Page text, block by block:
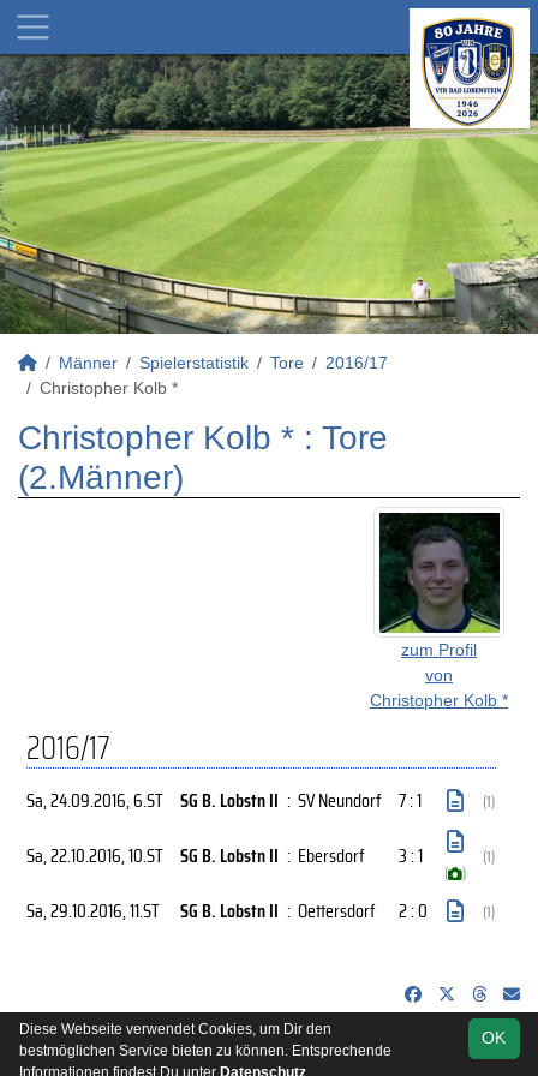
Männer Spielerstatistik Tore
2016/17
Christopher Kolb *
Christopher Kolb * : Tore
(2.Männer)
zum Profil
von
Christopher Kolb *
2016/17
Sa, 24.09.2016, 6.ST SG B. Lobstn II : SV Neundorf 7 : 1 (1)
Sa, 22.10.2016, 10.ST SG B. Lobstn II : Ebersdorf 3 : 1
( )
(1)
Sa, 29.10.2016, 11.ST SG B. Lobstn II : Oettersdorf 2 : 0 (1)
soccero.de
© 2006 - 2026
OK
Diese Webseite verwendet Cookies, um Dir den
bestmöglichen Service bieten zu können. Entsprechende
Informationen findest Du unter Datenschutz.